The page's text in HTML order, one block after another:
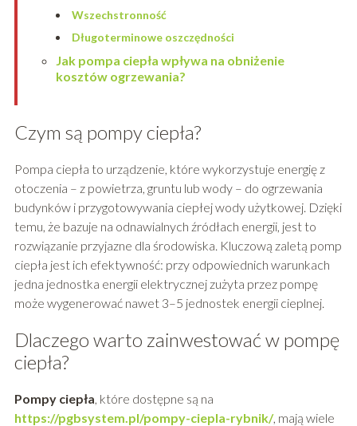
Wszechstronność
Długoterminowe oszczędności
Jak pompa ciepła wpływa na obniżenie
kosztów ogrzewania?
Czym są pompy ciepła?
Pompa ciepła to urządzenie, które wykorzystuje energię z
otoczenia – z powietrza, gruntu lub wody – do ogrzewania
budynków i przygotowywania ciepłej wody użytkowej. Dzięki
temu, że bazuje na odnawialnych źródłach energii, jest to
rozwiązanie przyjazne dla środowiska. Kluczową zaletą pomp
ciepła jest ich efektywność: przy odpowiednich warunkach
jedna jednostka energii elektrycznej zużyta przez pompę
może wygenerować nawet 3–5 jednostek energii cieplnej.
Dlaczego warto zainwestować w pompę
ciepła?
Pompy ciepła , które dostępne są na
https://pgbsystem.pl/pompy-ciepla-rybnik/, mają wiele